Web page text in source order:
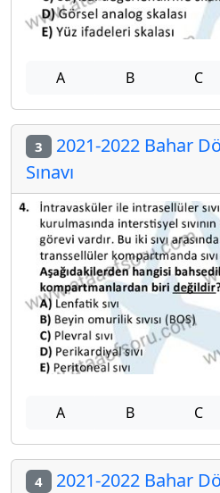
A B C
3 2021-2022 Bahar
Sınavı
A B C
4 2021-2022 Bahar